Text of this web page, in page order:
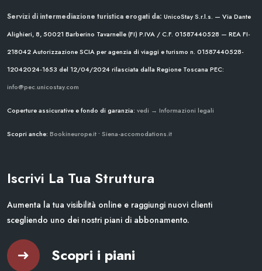
Servizi di intermediazione turistica erogati da: UnicoStay S.r.l.s. — Via Dante
Alighieri, 8, 50021 Barberino Tavarnelle (FI) P.IVA / C.F. 01587440528 — REA FI-
218042Autorizzazione SCIA per agenzia di viaggi e turismo n. 01587440528-
12042024-1653 del 12/04/2024rilasciata dalla Regione Toscana PEC:
info@pec.unicostay.com
Coperture assicurative e fondo di garanzia: vedi → Informazioni legali
Scopri anche: Bookineurope.it • Siena-accomodations.it
Iscrivi La Tua Struttura
Aumenta la tua visibilità online e raggiungi nuovi clienti
scegliendo uno dei nostri piani di abbonamento.
Scopri i piani